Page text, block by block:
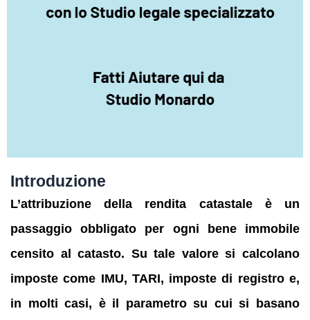
Introduzione
L’attribuzione della rendita catastale è un
passaggio obbligato per ogni bene immobile
censito al catasto. Su tale valore si calcolano
imposte come IMU, TARI, imposte di registro e,
in molti casi, è il parametro su cui si basano